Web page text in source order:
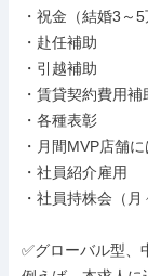
・祝金（結婚3～
・赴任補助
・引越補助
・賃貸契約費用補
・各種表彰
・月間MVP店舗
・社員紹介雇用
・社員持株会（月
✅グローバル型、